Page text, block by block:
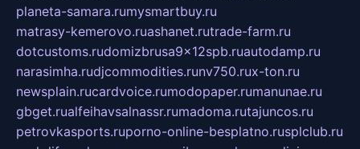
planeta-samara.rumysmartbuy.ru
matrasy-kemerovo.ruashanet.rutrade-farm.ru
dotcustoms.rudomizbrusa9x12spb.ruautodamp.ru
narasimha.rudjcommodities.runv750.rux-ton.ru
newsplain.rucardvoice.rumodopaper.rumanunae.ru
gbget.rualfeihavsalnassr.rumadoma.rutajuncos.ru
petrovkasports.ruporno-online-besplatno.rusplclub.ru